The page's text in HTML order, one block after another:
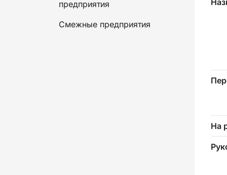
предприятия
Смежные предприятия
На